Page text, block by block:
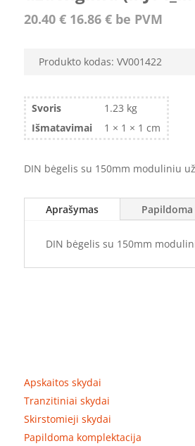
20.40 € 16.86 €be PVM
Produkto kodas: VV001422
Svoris
1.23 kg
Išmatavimai
1 × 1 × 1 cm
DIN bėgelis su 150mm moduliniu
Aprašymas
DIN bėgelis su 150mm
Apskaitos skydai
Tranzitiniai skydai
Skirstomieji skydai
Papildoma komplektacija